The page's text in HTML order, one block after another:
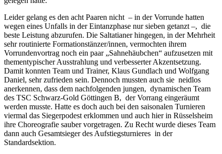
Leider gelang es den acht Paaren nicht – in der Vorrunde hatten
wegen eines Unfalls in der Eintanzphase nur sieben getanzt –, die
beste Leistung abzurufen. Die Saltatianer hingegen, in der Mehrheit
sehr routinierte Formationstänzer/innen, vermochten ihrem
Vorrundenvortrag noch ein paar „Sahnehäubchen“ aufzusetzen mit
thementypischer Ausstrahlung und verbesserter Akzentsetzung.
Damit konnten Team und Trainer, Klaus Gundlach und Wolfgang
Daniel, sehr zufrieden sein. Dennoch mussten auch sie neidlos
anerkennen, dass dem nachfolgenden jungen, dynamischen Team
des TSC Schwarz-Gold Göttingen B, der Vorrang eingeräumt
werden musste. Hatte es doch auch bei den saisonalen Turnieren
viermal das Siegerpodest erklommen und auch hier in Rüsselsheim
ihre Choreografie sauber vorgetragen. Zu Recht wurde dieses Team
dann auch Gesamtsieger des Aufstiegsturnieres in der
Standardsektion.